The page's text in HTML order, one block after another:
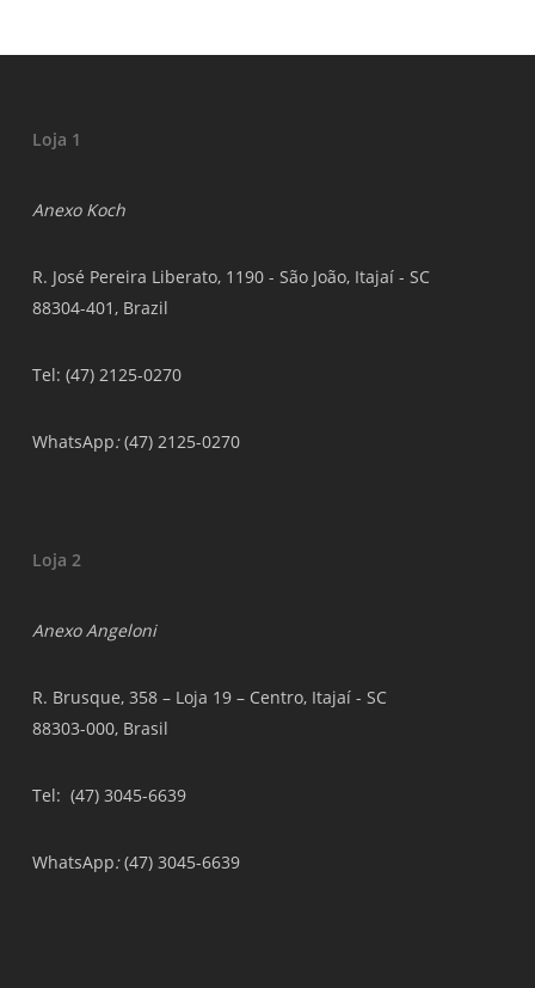
Loja 1
Anexo Koch
R. José Pereira Liberato, 1190 - São João, Itajaí - SC
88304-401, Brazil
Tel: (47) 2125-0270
WhatsApp:(47) 2125-0270
Loja 2
Anexo Angeloni
R. Brusque, 358 – Loja 19 – Centro, Itajaí - SC
88303-000, Brasil
Tel: (47) 3045-6639
WhatsApp:(47) 3045-6639